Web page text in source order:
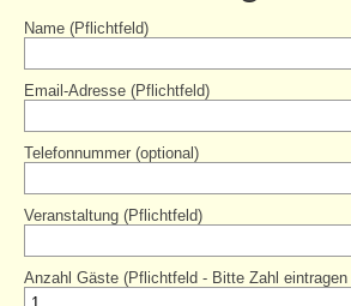
Service
Informationen/Beratung
Gutscheine
Presse
Bildungspaket
Name (Pflichtfeld)
Email-Adresse (Pflichtfeld)
Telefonnummer (optional)
Veranstaltung (Pflichtfeld)
Anzahl Gäste (Pflichtfeld - Bitte Zahl